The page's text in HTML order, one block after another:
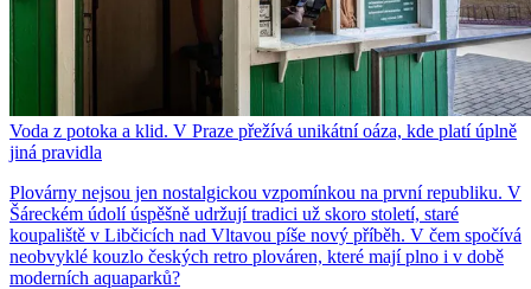
Voda z potoka a klid. V Praze přežívá unikátní oáza, kde platí úplně
jiná pravidla
Plovárny nejsou jen nostalgickou vzpomínkou na první republiku. V
Šáreckém údolí úspěšně udržují tradici už skoro století, staré
koupaliště v Libčicích nad Vltavou píše nový příběh. V čem spočívá
neobvyklé kouzlo českých retro plováren, které mají plno i v době
moderních aquaparků?